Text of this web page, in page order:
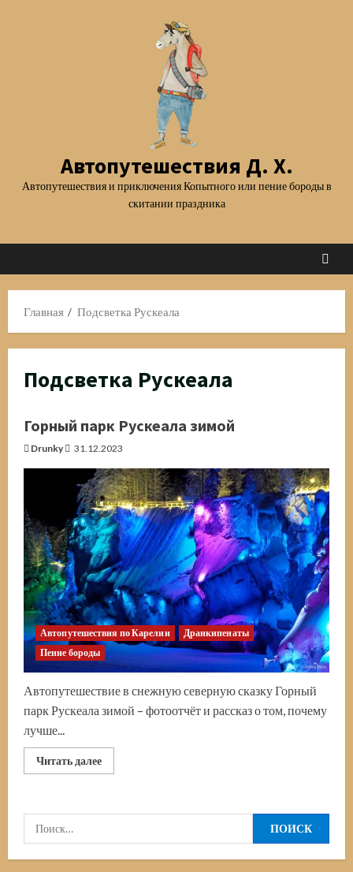
Автопутешествия Д. Х.
Автопутешествия и приключения Копытного или пение бороды в
скитании праздника
Главная Подсветка Рускеала
Подсветка Рускеала
Горный парк Рускеала зимой
Drunky 31.12.2023
Автопутешествия по Карелии
Дранкипенаты
Пение бороды
Автопутешествие в снежную северную сказку Горный
парк Рускеала зимой – фотоотчёт и рассказ о том, почему
лучше...
Читать далееПрочитать
больше
Рускеала
Найти: